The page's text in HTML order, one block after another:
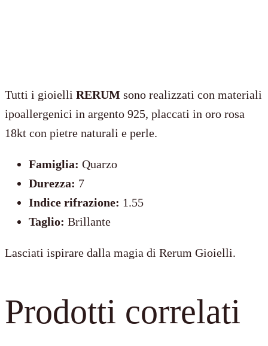
Tutti i gioielli RERUM sono realizzati con materiali
ipoallergenici in argento 925, placcati in oro rosa
18kt con pietre naturali e perle.
Famiglia: Quarzo
Durezza: 7
Indice rifrazione: 1.55
Taglio: Brillante
Lasciati ispirare dalla magia di Rerum Gioielli.
Prodotti correlati